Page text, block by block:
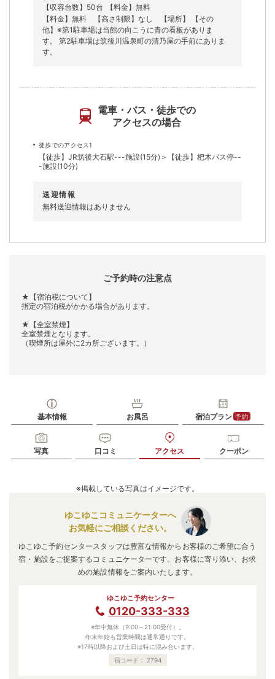
【収容台数】50台
【料金】無料
【料金】無料 【高さ制限】なし 【場所】 【その
他】※第1駐車場は当館の向こうに青の看板がありま
す。 第2駐車場は筑後川温泉町の清乃屋の手前にありま
す。
電車・バス・徒歩での
アクセスの場合
徒歩でのアクセス1
【徒歩】JR筑後大石駅---施設(15分)＞【徒歩】杷木バス停--
-施設(10分)
送迎情報
無料送迎情報はありません
ご予約時の注意点
★【宿泊税について】
指定の宿泊税がかかる場合があります。
★【全室禁煙】
全室禁煙となります。
（喫煙所は屋外に2カ所ございます。）
基本情報 お風呂 宿泊プラン 予約
写真 口コミ アクセス クーポン
※掲載している写真はイメージです。
ゆこゆこコミュニケーターへ
お気軽にご相談ください。
ゆこゆこ予約センタースタッフは豊富な情報からお客様のご希望に合う
宿・施設をご提案するコミュニケーターです。お客様に寄り添い、お求
めの施設情報をご案内いたします。
ゆこゆこ予約センター
0120-333-333
※年中無休（9:00～21:00受付）。
年末年始も営業時間は通常通りです。
※17時以降および土日は特に混み合います。
宿コード：
2794